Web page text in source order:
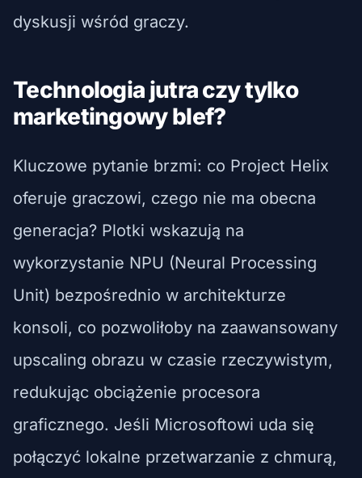
dyskusji wśród graczy.
Technologia jutra czy tylko
marketingowy blef?
Kluczowe pytanie brzmi: co Project Helix
oferuje graczowi, czego nie ma obecna
generacja? Plotki wskazują na
wykorzystanie NPU (Neural Processing
Unit) bezpośrednio w architekturze
konsoli, co pozwoliłoby na zaawansowany
upscaling obrazu w czasie rzeczywistym,
redukując obciążenie procesora
graficznego. Jeśli Microsoftowi uda się
połączyć lokalne przetwarzanie z chmurą,